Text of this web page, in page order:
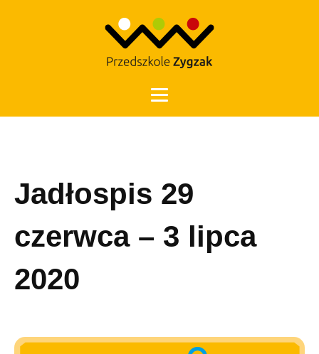
Jadłospis 29
czerwca – 3 lipca
2020